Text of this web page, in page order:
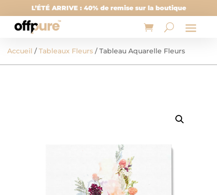
L’ÉTÉ ARRIVE : 40% de remise sur la boutique
Accueil /Tableaux Fleurs / Tableau Aquarelle Fleurs